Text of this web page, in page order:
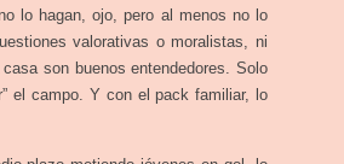
lo hagan, ojo, pero al menos no lo
valorativas o moralistas, ni
son buenos entendedores. Solo
el campo. Y con el pack familiar, lo